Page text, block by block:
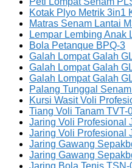
Kotak Plyo Metrik 3in1
Matras Senam Lantai
Lempar Lembing Anak
Bola Petanque BPQ-3
Galah Lompat Galah
Galah Lompat Galah
Galah Lompat Galah
Palang Tunggal
Kursi Wasit Voli
Tiang Voli Tanam TVT-
Jaring Voli Profesional
Jaring Voli Profesional
Jaring Gawang
Jaring Gawang
Jaring Bola Tenis TSN-